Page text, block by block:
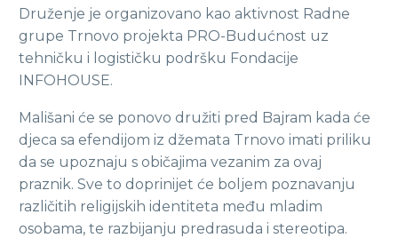
Druženje je organizovano kao aktivnost Radne
grupe Trnovo projekta PRO-Budućnost uz
tehničku i logističku podršku Fondacije
INFOHOUSE.
Mališani će se ponovo družiti pred Bajram kada će
djeca sa efendijom iz džemata Trnovo imati priliku
da se upoznaju s običajima vezanim za ovaj
praznik. Sve to doprinijet će boljem poznavanju
različitih religijskih identiteta među mladim
osobama, te razbijanju predrasuda i stereotipa.